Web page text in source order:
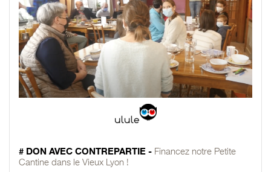
# DON AVEC CONTREPARTIE - Financez notre Petite
Cantine dans le Vieux Lyon !